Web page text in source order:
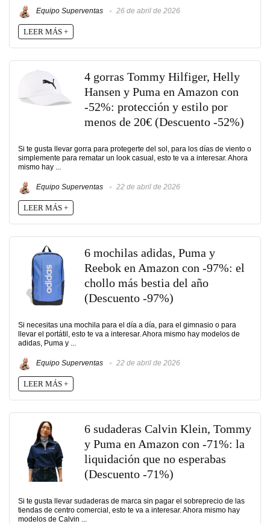
Equipo Superventas 26 de abril de 2026
LEER MÁS +
4 gorras Tommy Hilfiger, Helly
Hansen y Puma en Amazon con
-52%: protección y estilo por
menos de 20€ (Descuento -52%)
Si te gusta llevar gorra para protegerte del sol, para los días de viento o
simplemente para rematar un look casual, esto te va a interesar. Ahora
mismo hay ...
Equipo Superventas 22 de abril de 2026
LEER MÁS +
6 mochilas adidas, Puma y
Reebok en Amazon con -97%: el
chollo más bestia del año
(Descuento -97%)
Si necesitas una mochila para el día a día, para el gimnasio o para
llevar el portátil, esto te va a interesar. Ahora mismo hay modelos de
adidas, Puma y ...
Equipo Superventas 22 de abril de 2026
LEER MÁS +
6 sudaderas Calvin Klein, Tommy
y Puma en Amazon con -71%: la
liquidación que no esperabas
(Descuento -71%)
Si te gusta llevar sudaderas de marca sin pagar el sobreprecio de las
tiendas de centro comercial, esto te va a interesar. Ahora mismo hay
modelos de Calvin ...